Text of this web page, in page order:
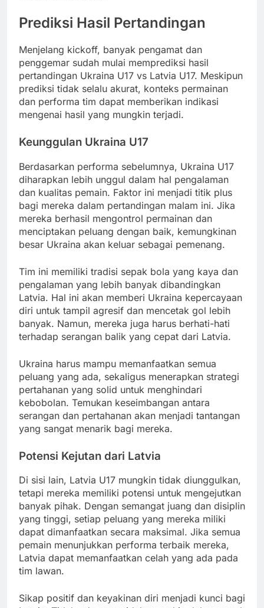
Prediksi Hasil Pertandingan
Menjelang kickoff, banyak pengamat dan
penggemar sudah mulai memprediksi hasil
pertandingan Ukraina U17 vs Latvia U17. Meskipun
prediksi tidak selalu akurat, konteks permainan
dan performa tim dapat memberikan indikasi
mengenai hasil yang mungkin terjadi.
Keunggulan Ukraina U17
Berdasarkan performa sebelumnya, Ukraina U17
diharapkan lebih unggul dalam hal pengalaman
dan kualitas pemain. Faktor ini menjadi titik plus
bagi mereka dalam pertandingan malam ini. Jika
mereka berhasil mengontrol permainan dan
menciptakan peluang dengan baik, kemungkinan
besar Ukraina akan keluar sebagai pemenang.
Tim ini memiliki tradisi sepak bola yang kaya dan
pengalaman yang lebih banyak dibandingkan
Latvia. Hal ini akan memberi Ukraina kepercayaan
diri untuk tampil agresif dan mencetak gol lebih
banyak. Namun, mereka juga harus berhati-hati
terhadap serangan balik yang cepat dari Latvia.
Ukraina harus mampu memanfaatkan semua
peluang yang ada, sekaligus menerapkan strategi
pertahanan yang solid untuk menghindari
kebobolan. Temukan keseimbangan antara
serangan dan pertahanan akan menjadi tantangan
yang sangat menarik bagi mereka.
Potensi Kejutan dari Latvia
Di sisi lain, Latvia U17 mungkin tidak diunggulkan,
tetapi mereka memiliki potensi untuk mengejutkan
banyak pihak. Dengan semangat juang dan disiplin
yang tinggi, setiap peluang yang mereka miliki
dapat dimanfaatkan secara maksimal. Jika semua
pemain menunjukkan performa terbaik mereka,
Latvia dapat memanfaatkan celah yang ada pada
tim lawan.
Sikap positif dan keyakinan diri menjadi kunci bagi